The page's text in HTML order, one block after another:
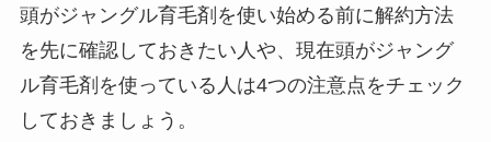
頭がジャングル育毛剤を使い始める前に解約方法
を先に確認しておきたい人や、現在頭がジャング
ル育毛剤を使っている人は4つの注意点をチェック
しておきましょう。